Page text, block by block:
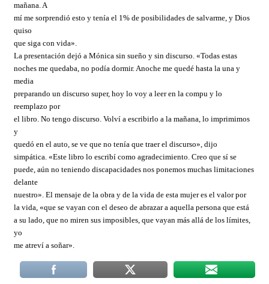
mañana. A
mí me sorprendió esto y tenía el 1% de posibilidades de salvarme, y Dios
quiso
que siga con vida».
La presentación dejó a Mónica sin sueño y sin discurso. «Todas estas
noches me quedaba, no podía dormir. Anoche me quedé hasta la una y
media
preparando un discurso super, hoy lo voy a leer en la compu y lo
reemplazo por
el libro. No tengo discurso. Volví a escribirlo a la mañana, lo imprimimos
y
quedó en el auto, se ve que no tenía que traer el discurso», dijo
simpática. «Este libro lo escribí como agradecimiento. Creo que sí se
puede, aún no teniendo discapacidades nos ponemos muchas limitaciones
delante
nuestro». El mensaje de la obra y de la vida de esta mujer es el valor por
la vida, «que se vayan con el deseo de abrazar a aquella persona que está
a su lado, que no miren sus imposibles, que vayan más allá de los límites,
yo
me atreví a soñar».